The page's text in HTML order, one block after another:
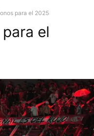
para el 2025
el